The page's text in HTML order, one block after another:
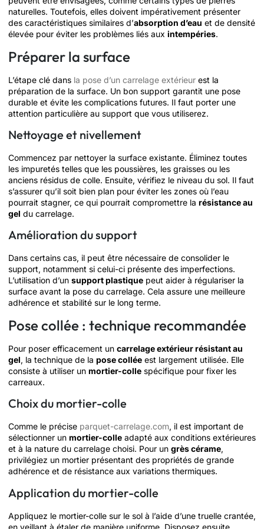
naturelles. Toutefois, elles doivent impérativement présenter
des caractéristiques similaires d’absorption d’eau et de densité
élevée pour éviter les problèmes liés aux intempéries.
Préparer la surface
L’étape clé dans la pose d’un carrelage extérieur est la
préparation de la surface. Un bon support garantit une pose
durable et évite les complications futures. Il faut porter une
attention particulière au support que vous utiliserez.
Nettoyage et nivellement
Commencez par nettoyer la surface existante. Éliminez toutes
les impuretés telles que les poussières, les graisses ou les
anciens résidus de colle. Ensuite, vérifiez le niveau du sol. Il faut
s’assurer qu’il soit bien plan pour éviter les zones où l’eau
pourrait stagner, ce qui pourrait compromettre la résistance au
gel du carrelage.
Amélioration du support
Dans certains cas, il peut être nécessaire de consolider le
support, notamment si celui-ci présente des imperfections.
L’utilisation d’un support plastique peut aider à régulariser la
surface avant la pose du carrelage. Cela assure une meilleure
adhérence et stabilité sur le long terme.
Pose collée : technique recommandée
Pour poser efficacement un carrelage extérieur résistant au
gel, la technique de la pose collée est largement utilisée. Elle
consiste à utiliser un mortier-colle spécifique pour fixer les
carreaux.
Choix du mortier-colle
Comme le précise parquet-carrelage.com, il est important de
sélectionner un mortier-colle adapté aux conditions extérieures
et à la nature du carrelage choisi. Pour un grès cérame,
privilégiez un mortier présentant des propriétés de grande
adhérence et de résistance aux variations thermiques.
Application du mortier-colle
Appliquez le mortier-colle sur le sol à l’aide d’une truelle crantée,
en veillant à étaler de manière uniforme. Disposez ensuite